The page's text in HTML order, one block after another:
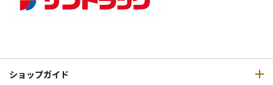
ショップガイド